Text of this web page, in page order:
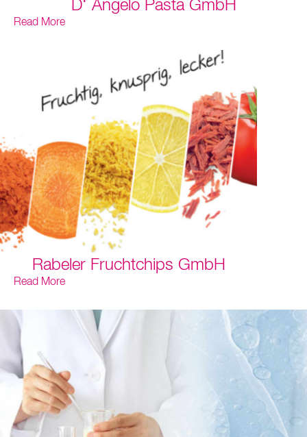
D‘ Angelo Pasta GmbH
Read More
Rabeler Fruchtchips GmbH
Read More